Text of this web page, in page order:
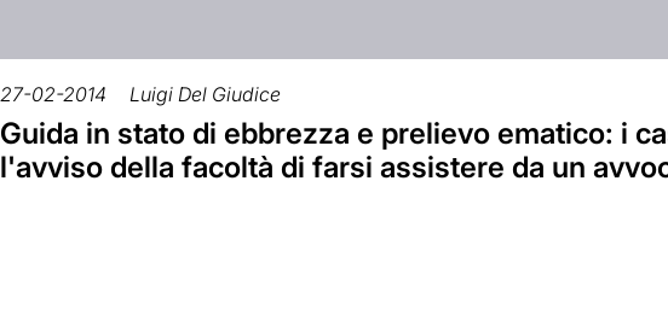
27-02-2014 Luigi Del Giudice
Guida in stato di ebbrezza e prelievo ematico: i
l'avviso della facoltà di farsi assistere da un